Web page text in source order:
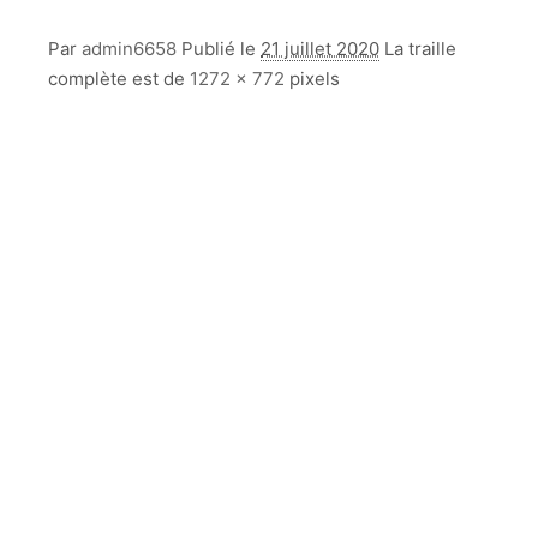
Par admin6658 Publié le 21 juillet 2020 La traille
complète est de 1272 × 772 pixels